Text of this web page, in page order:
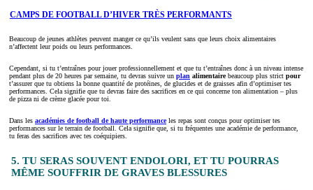
CAMPS DE FOOTBALL D’HIVER TRÈS PERFORMANTS
Beaucoup de jeunes athlètes peuvent manger ce qu’ils veulent sans que leurs choix alimentaires
n’affectent leur poids ou leurs performances.
Cependant, si tu t’entraînes pour jouer professionnellement et que tu t’entraînes donc à un niveau intense
pendant plus de 20 heures par semaine, tu devras suivre un plan alimentairebeaucoup plus strict pour
t’assurer que tu obtiens la bonne quantité de protéines, de glucides et de graisses afin d’optimiser tes
performances. Cela signifie que tu devras faire des sacrifices en ce qui concerne ton alimentation – plus
de pizza ni de crème glacée pour toi.
Dans les académies de football de haute performance les repas sont conçus pour optimiser tes
performances sur le terrain de football. Cela signifie que, si tu fréquentes une académie de performance,
tu feras des sacrifices avec tes coéquipiers.
5. TU SERAS SOUVENT ENDOLORI, ET TU POURRAS
MÊME SOUFFRIR DE GRAVES BLESSURES